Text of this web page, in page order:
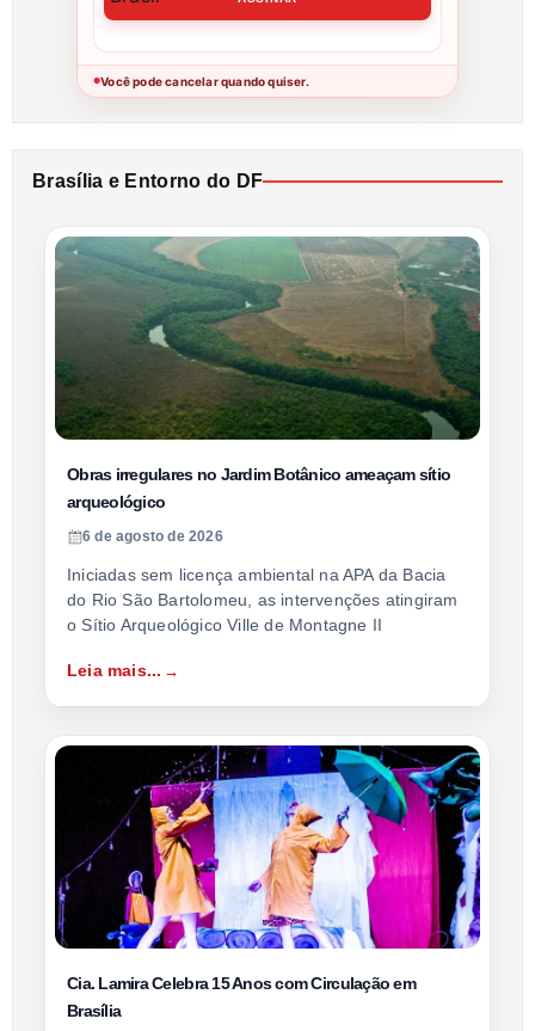
●Você pode cancelar quando quiser.
Brasília e Entorno do DF
Obras irregulares no Jardim Botânico ameaçam sítio
arqueológico
6 de agosto de 2026
Iniciadas sem licença ambiental na APA da Bacia
do Rio São Bartolomeu, as intervenções atingiram
o Sítio Arqueológico Ville de Montagne II
Leia mais...
Cia. Lamira Celebra 15 Anos com Circulação em
Brasília